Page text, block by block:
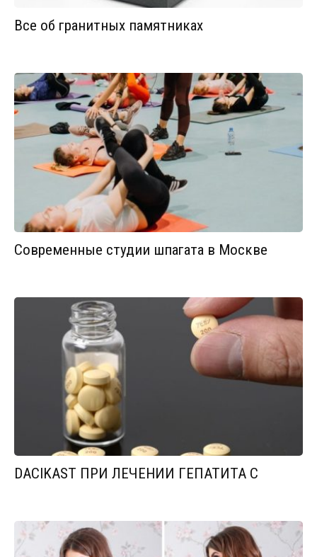
Все об гранитных памятниках
Современные студии шпагата в Москве
DACIKAST ПРИ ЛЕЧЕНИИ ГЕПАТИТА С